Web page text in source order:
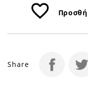
favorite_border
Share